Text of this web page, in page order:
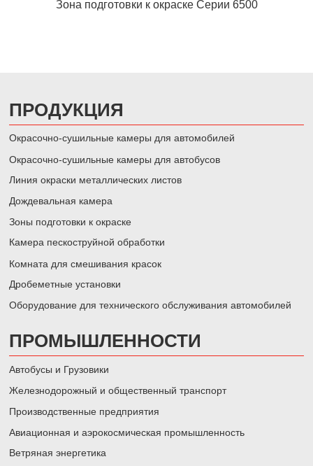
Зона подготовки к окраске Cерии 6500
ПРОДУКЦИЯ
Окрасочно-сушильные камеры для автомобилей
Окрасочно-сушильные камеры для автобусов
Линия окраски металлических листов
Дождевальная камера
Зоны подготовки к окраске
Камера пескоструйной обработки
Комната для смешивания красок
Дробеметные установки
Оборудование для технического обслуживания автомобилей
ПРОМЫШЛЕННОСТИ
Автобусы и Грузовики
Железнодорожный и общественный транспорт
Производственные предприятия
Авиационная и аэрокосмическая промышленность
Ветряная энергетика